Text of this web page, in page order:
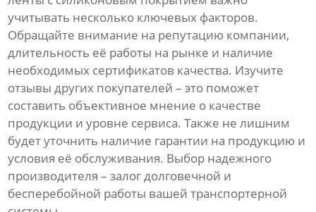
учитывать несколько ключевых факторов.
Обращайте внимание на репутацию компании,
длительность её работы на рынке и наличие
необходимых сертификатов качества. Изучите
отзывы других покупателей – это поможет
составить объективное мнение о качестве
продукции и уровне сервиса. Также не лишним
будет уточнить наличие гарантии на продукцию и
условия её обслуживания. Выбор надежного
производителя – залог долговечной и
бесперебойной работы вашей транспортерной